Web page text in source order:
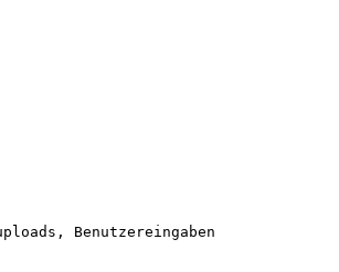
Benutzereingaben